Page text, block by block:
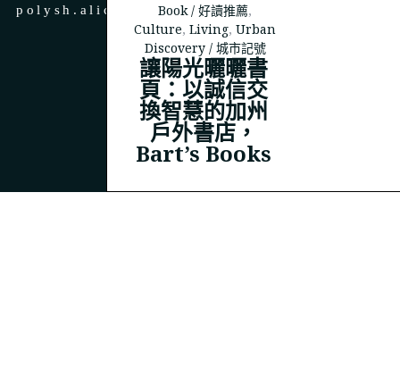
Book / 好讀推薦,
Culture,Living,Urban
Discovery / 城市記號
讓陽光曬曬書
頁：以誠信交
換智慧的加州
戶外書店，
Bart’s Books
polysh.alice@gmail.com
© 2023THEPOLYSH.COM
BACK TO TOP